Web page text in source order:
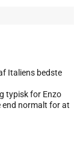
Italiens bedste
typisk for Enzo
normalt for at